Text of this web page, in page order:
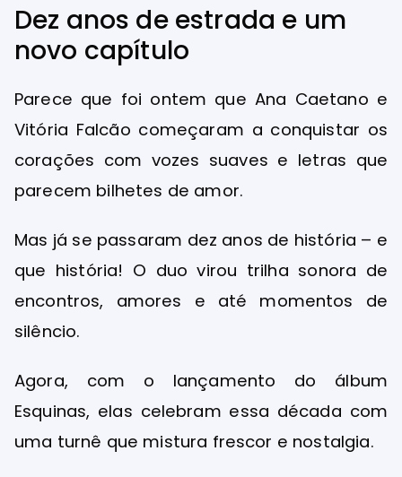
Dez anos de estrada e um
novo capítulo
Parece que foi ontem que Ana Caetano e
Vitória Falcão começaram a conquistar os
corações com vozes suaves e letras que
parecem bilhetes de amor.
Mas já se passaram dez anos de história – e
que história! O duo virou trilha sonora de
encontros, amores e até momentos de
silêncio.
Agora, com o lançamento do álbum
Esquinas, elas celebram essa década com
uma turnê que mistura frescor e nostalgia.